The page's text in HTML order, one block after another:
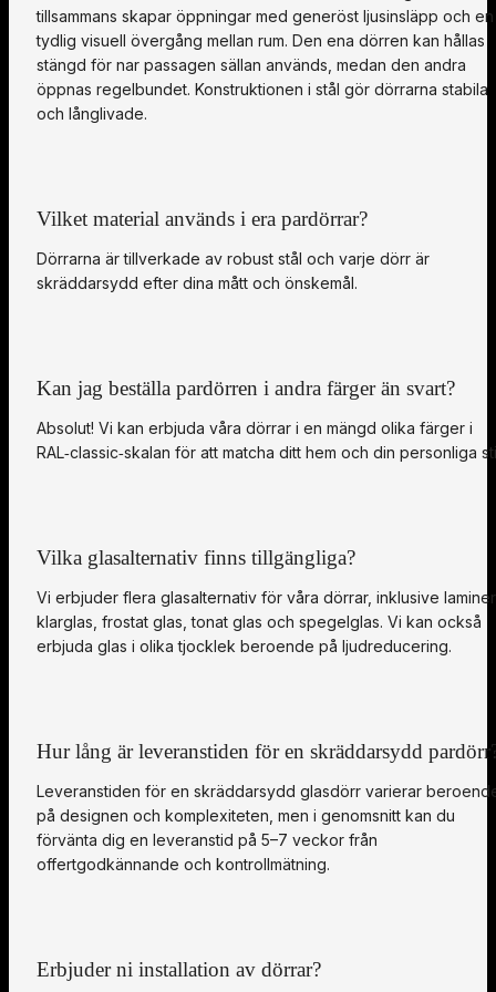
tillsammans skapar öppningar med generöst ljusinsläpp och en
tydlig visuell övergång mellan rum. Den ena dörren kan hållas
stängd för nar passagen sällan används, medan den andra
öppnas regelbundet. Konstruktionen i stål gör dörrarna stabila
och långlivade.
Vilket material används i era pardörrar?
Dörrarna är tillverkade av robust stål och varje dörr är
skräddarsydd efter dina mått och önskemål.
Kan jag beställa pardörren i andra färger än svart?
Absolut! Vi kan erbjuda våra dörrar i en mängd olika färger i
RAL‑classic‑skalan för att matcha ditt hem och din personliga
Vilka glasalternativ finns tillgängliga?
Vi erbjuder flera glasalternativ för våra dörrar, inklusive
klarglas, frostat glas, tonat glas och spegelglas. Vi kan också
erbjuda glas i olika tjocklek beroende på ljudreducering.
Hur lång är leveranstiden för en skräddarsydd
Leveranstiden för en skräddarsydd glasdörr varierar
på designen och komplexiteten, men i genomsnitt kan du
förvänta dig en leveranstid på 5–7 veckor från
offertgodkännande och kontrollmätning.
Erbjuder ni installation av dörrar?